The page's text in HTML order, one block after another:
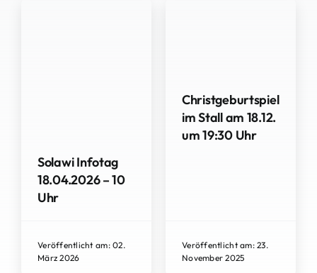
Solawi Infotag
18.04.2026 – 10
Uhr
Veröffentlicht am: 02.
März 2026
Christgeburtspiel
im Stall am 18.12.
um 19:30 Uhr
Veröffentlicht am: 23.
November 2025